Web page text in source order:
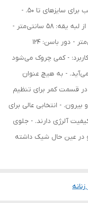
خنک و باکیفیت. - سایزبندی: فری سایز، مناسب برای سایزهای تا 50. -
ابعاد: - قد پیراهن: 88 سانتی‌متر - قد آستین از لبه یقه: 58 سانتی‌متر -
دور سینه: 122 سانتی‌متر - دور کمر: 124 سانتی‌متر - دور باسن: 124
- راحتی و کاربرد: - کمی چروک می‌شود
- به هیچ عنوان
در قسمت کمر برای تنظیم
بیرون. - انتخابی عالی برای
آلرژی دارند. - جلوی
و در عین حال شیک داشته